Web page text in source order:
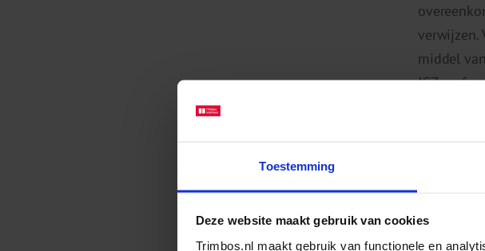
Toestemming
Deze website maakt gebruik van cookies
Trimbos.nl maakt gebruik van functionele en
verwijzen.
middel
JGZ-
Ook is
hadden
De eerste